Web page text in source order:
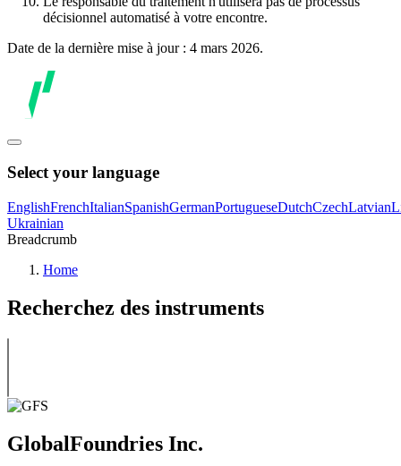
décisionnel automatisé à votre encontre.
Date de la dernière mise à jour : 4 mars 2026.
Select your language
EnglishFrenchItalianSpanishGermanPortugueseDutchCzechLatvian
Ukrainian
Breadcrumb
Home
Recherchez des instruments
GlobalFoundries Inc.